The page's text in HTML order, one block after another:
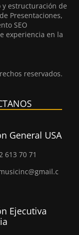
estructuración de
Presentaciones,
SEO
experiencia en la
reservados.
General USA
613 70 71
Ejecutiva